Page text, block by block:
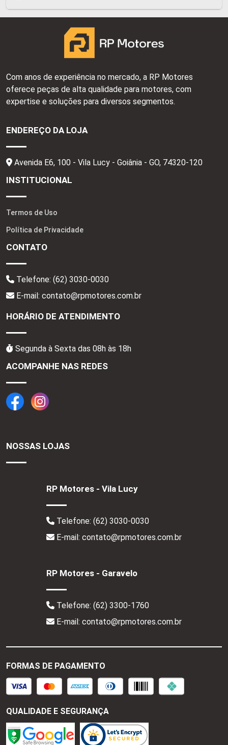
Com anos de experiência no mercado, a RP Motores
oferece peças de alta qualidade para motores, com
expertise e soluções para diversos segmentos.
ENDEREÇO DA LOJA
Avenida E6, 100 - Vila Lucy - Goiânia - GO, 74320-120
INSTITUCIONAL
Termos de Uso
Política de Privacidade
CONTATO
Telefone: (62) 3030-0030
E-mail: contato@rpmotores.com.br
HORÁRIO DE ATENDIMENTO
Segunda à Sexta das 08h às 18h
ACOMPANHE NAS REDES
NOSSAS LOJAS
RP Motores - Vila Lucy
Telefone: (62) 3030-0030
E-mail: contato@rpmotores.com.br
RP Motores - Garavelo
Telefone: (62) 3300-1760
E-mail: contato@rpmotores.com.br
FORMAS DE PAGAMENTO
QUALIDADE E SEGURANÇA